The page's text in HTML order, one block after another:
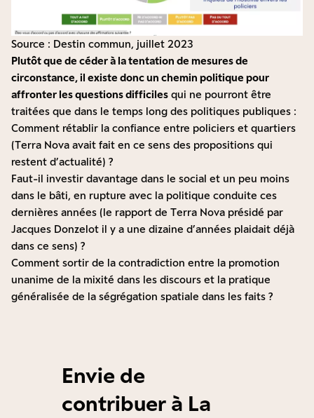
Source : Destin commun, juillet 2023
Plutôt que de céder à la tentation de mesures de
circonstance, il existe donc un chemin politique pour
affronter les questions difficiles qui ne pourront être
traitées que dans le temps long des politiques publiques :
Comment rétablir la confiance entre policiers et quartiers
(Terra Nova avait fait en ce sens des propositions qui
restent d’actualité) ?
Faut-il investir davantage dans le social et un peu moins
dans le bâti, en rupture avec la politique conduite ces
dernières années (le rapport de Terra Nova présidé par
Jacques Donzelot il y a une dizaine d’années plaidait déjà
dans ce sens) ?
Comment sortir de la contradiction entre la promotion
unanime de la mixité dans les discours et la pratique
généralisée de la ségrégation spatiale dans les faits ?
Envie de
contribuer à La